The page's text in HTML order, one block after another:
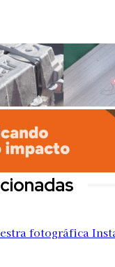
fotográfica